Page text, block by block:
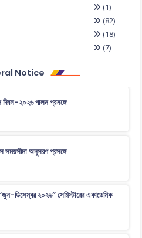
(1)
(82)
(18)
(7)
Notice
২০২৬ পালন প্রসঙ্গে
অনুসরণ প্রসঙ্গে
ডিসেম্বর ২০২৬” সেমিস্টারের একাডেমিক